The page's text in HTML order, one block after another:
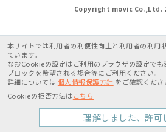
Copyright movic Co.,Ltd.
本サイトでは利用者の利便性向上と利用者の利用
ています。
なおCookieの設定はご利用のブラウザの設定でも
ブロックを希望される場合等にご利用ください。
詳細については 個人情報保護方針 をご確認くださ
Cookieの拒否方法は こちら
理解しました、許可